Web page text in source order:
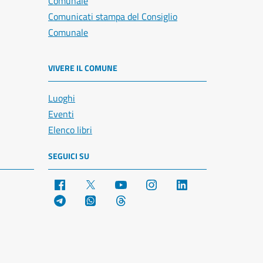
Comunicati stampa del Consiglio
Comunale
VIVERE IL COMUNE
Luoghi
Eventi
Elenco libri
SEGUICI SU
Facebook YouTube Instagram
Telegram WhatsApp